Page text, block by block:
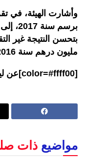
وأشارت الهيئة، في
برسم
مليون درهم سنة 2016 إلى 4.4 مليون درهم.
[color=#ffff00]عن ليبيراسيون[/color]
مواضيع ذات